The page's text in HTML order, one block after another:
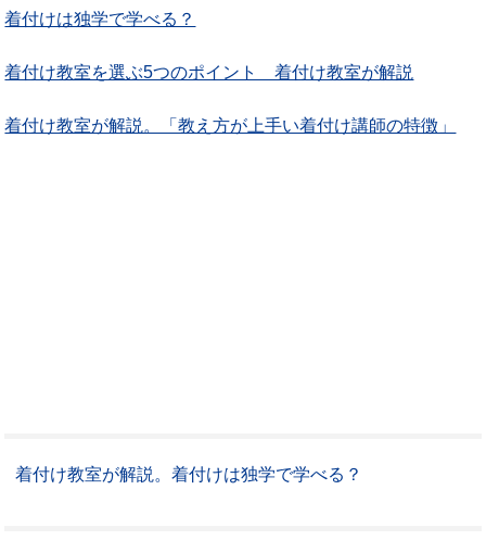
着付けは独学で学べる？
着付け教室を選ぶ5つのポイント 着付け教室が解説
着付け教室が解説。「教え方が上手い着付け講師の特徴」
着付け教室が解説。着付けは独学で学べる？